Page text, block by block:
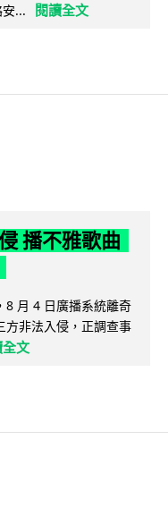
...
閱讀全文
播不雅歌曲
8 月 4 日廣播系統離奇
方非法入侵，正調查事
全文